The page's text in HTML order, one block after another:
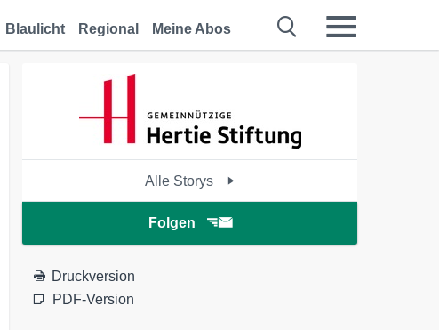
Blaulicht Regional Meine Abos
Alle Storys
Folgen
Druckversion
PDF-Version